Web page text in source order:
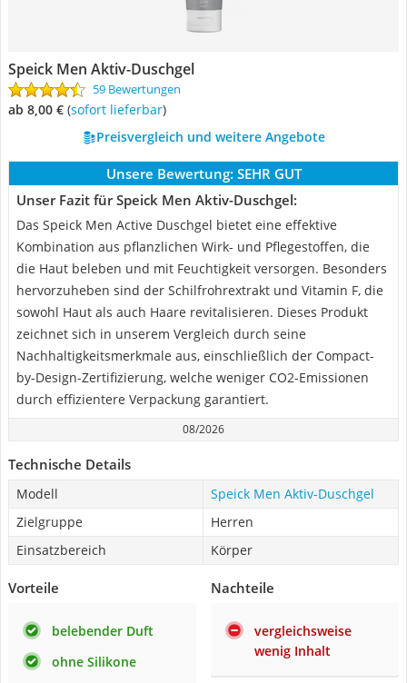
Speick Men Aktiv-Duschgel
59 Bewertungen
ab 8,00 € ( Sofort lieferbar)
Preisvergleich und weitere Angebote
Unsere Bewertung: SEHR GUT
Unser Fazit für Speick Men Aktiv-Duschgel:
Das Speick Men Active Duschgel bietet eine effektive
Kombination aus pflanzlichen Wirk- und Pflegestoffen, die
die Haut beleben und mit Feuchtigkeit versorgen. Besonders
hervorzuheben sind der Schilfrohrextrakt und Vitamin F, die
sowohl Haut als auch Haare revitalisieren. Dieses Produkt
zeichnet sich in unserem Vergleich durch seine
Nachhaltigkeitsmerkmale aus, einschließlich der Compact-
by-Design-Zertifizierung, welche weniger CO2-Emissionen
durch effizientere Verpackung garantiert.
08/2026
Technische Details
Modell
Speick Men Aktiv-Duschgel
Zielgruppe
Herren
Einsatzbereich
Körper
Vorteile
belebender Duft
ohne Silikone
Nachteile
vergleichsweise
wenig Inhalt